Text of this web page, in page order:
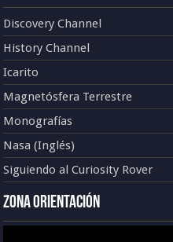
Discovery Channel
History Channel
Icarito
Magnetósfera Terrestre
Monografías
Nasa (Inglés)
Siguiendo al Curiosity Rover
Zona Orientación